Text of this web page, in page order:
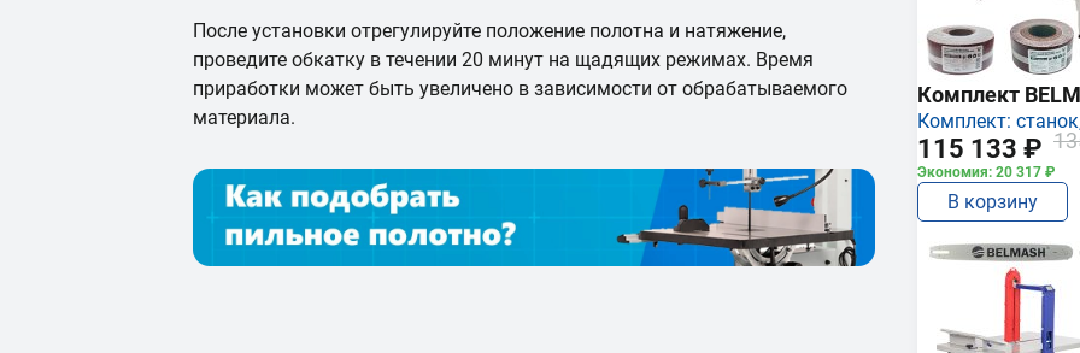
После установки отрегулируйте положение полотна и натяжение,
проведите обкатку в течении 20 минут на щадящих режимах. Время
приработки может быть увеличено в зависимости от обрабатываемого
материала.
Комплект
Комплект:
115 133 ₽
Экономия: 20 317 ₽
В корзину